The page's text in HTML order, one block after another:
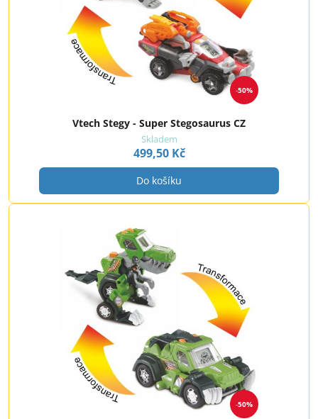
50%
Vtech Stegy - Super Stegosaurus CZ
Skladem
499,50 Kč
Do košíku
50%